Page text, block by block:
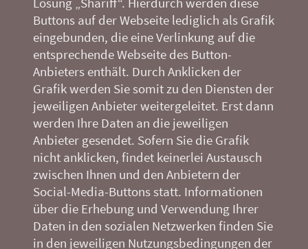
Buttons auf der Webseite lediglich als Grafik
eingebunden, die eine Verlinkung auf die
entsprechende Webseite des Button-
Anbieters enthält. Durch Anklicken der
Grafik werden Sie somit zu den Diensten der
jeweiligen Anbieter weitergeleitet. Erst dann
werden Ihre Daten an die jeweiligen
Anbieter gesendet. Sofern Sie die Grafik
nicht anklicken, findet keinerlei Austausch
zwischen Ihnen und den Anbietern der
Social-Media-Buttons statt. Informationen
über die Erhebung und Verwendung Ihrer
Daten in den sozialen Netzwerken finden Sie
in den jeweiligen Nutzungsbedingungen der